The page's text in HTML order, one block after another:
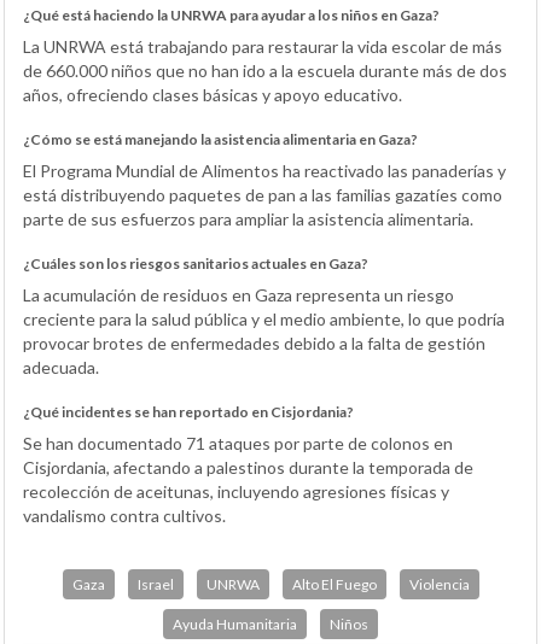
¿Qué está haciendo la UNRWA para ayudar a los niños en Gaza?
La UNRWA está trabajando para restaurar la vida escolar de más
de 660.000 niños que no han ido a la escuela durante más de dos
años, ofreciendo clases básicas y apoyo educativo.
¿Cómo se está manejando la asistencia alimentaria en Gaza?
El Programa Mundial de Alimentos ha reactivado las panaderías y
está distribuyendo paquetes de pan a las familias gazatíes como
parte de sus esfuerzos para ampliar la asistencia alimentaria.
¿Cuáles son los riesgos sanitarios actuales en Gaza?
La acumulación de residuos en Gaza representa un riesgo
creciente para la salud pública y el medio ambiente, lo que podría
provocar brotes de enfermedades debido a la falta de gestión
adecuada.
¿Qué incidentes se han reportado en Cisjordania?
Se han documentado 71 ataques por parte de colonos en
Cisjordania, afectando a palestinos durante la temporada de
recolección de aceitunas, incluyendo agresiones físicas y
vandalismo contra cultivos.
Gaza Israel UNRWA Alto El Fuego Violencia
Ayuda Humanitaria Niños